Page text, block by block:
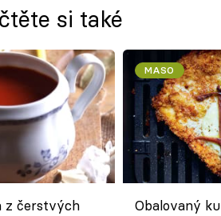
si také
z čerstvých
MASO
Obalovaný